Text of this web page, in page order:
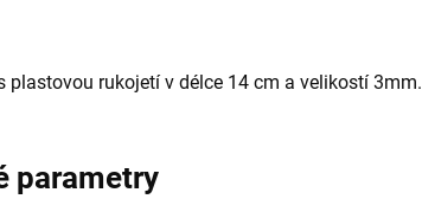
plastovou rukojetí v délce 14 cm a velikostí 3mm.
parametry